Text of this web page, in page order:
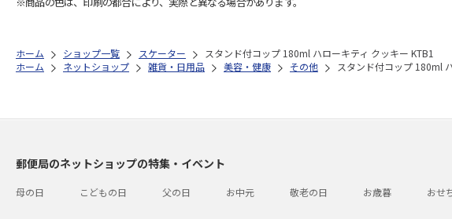
ホーム ショップ一覧 スケーター
スタンド付コップ 180ml ハローキティ クッキー KTB1
ホーム
ネットショップ 雑貨・日用品 美容・健康 その他 スタンド付コップ 180ml
郵便局のネットショップの特集・イベント
母の日 こどもの日 父の日 お中元 敬老の日 お歳暮 おせ